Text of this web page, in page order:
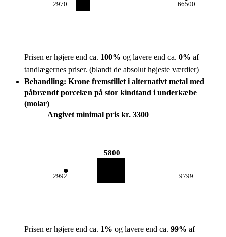
2970 66500
Prisen er højere end ca. 100% og lavere end ca. 0% af
tandlægernes priser. (blandt de absolut højeste værdier)
Behandling: Krone fremstillet i alternativt metal med
påbrændt porcelæn på stor kindtand i underkæbe
(molar)
Angivet minimal pris kr. 3300
2992
5800
9799
Prisen er højere end ca. 1% og lavere end ca. 99% af